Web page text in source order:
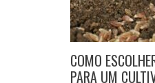
COMO
PARA UM